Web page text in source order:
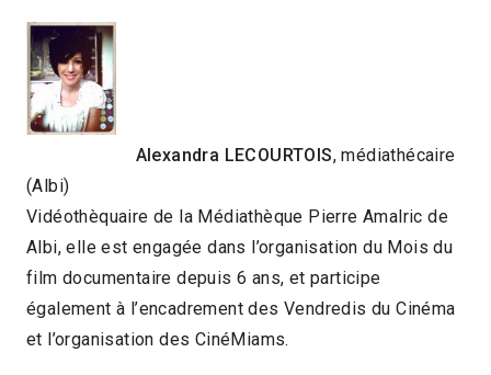
Alexandra LECOURTOIS, médiathécaire
(Albi)
Vidéothèquaire de la Médiathèque Pierre Amalric de
Albi, elle est engagée dans l’organisation du Mois du
film documentaire depuis 6 ans, et participe
également à l’encadrement des Vendredis du Cinéma
et l’organisation des CinéMiams.